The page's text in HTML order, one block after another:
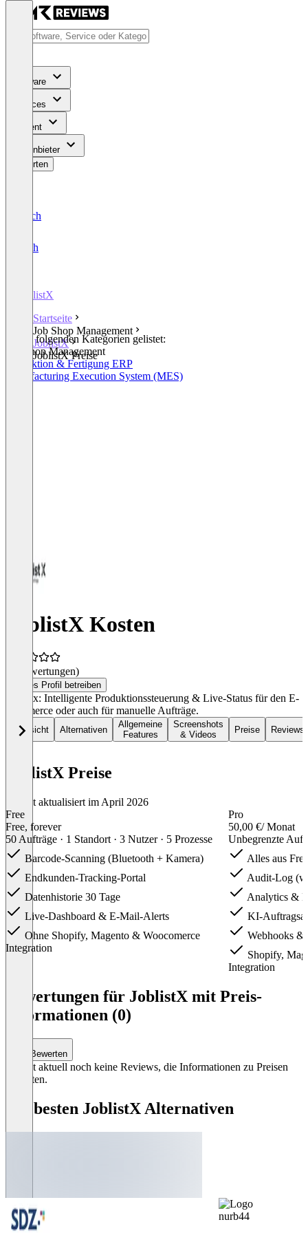
Software
Services
Content
Für Anbieter
Bewerten
Deutsch
English
JoblistX
Startseite
Job Shop Management
JoblistX
JoblistX Preise
In den folgenden Kategorien gelistet:
Job Shop Management
Produktion & Fertigung ERP
Manufacturing Execution System (MES)
JoblistX Kosten
(0 Bewertungen)
Dieses Profil betreiben
Joblistx: Intelligente Produktionssteuerung & Live-Status für den E-
Commerce oder auch für manuelle Aufträge.
Übersicht Alternativen
Allgemeine
Features
Screenshots
& Videos
Preise Reviews
JoblistX Preise
Zuletzt aktualisiert im April 2026
Free
Free, forever
50 Aufträge · 1 Standort · 3 Nutzer · 5 Prozesse
Barcode-Scanning (Bluetooth + Kamera)
Endkunden-Tracking-Portal
Datenhistorie 30 Tage
Live-Dashboard & E-Mail-Alerts
Ohne Shopify, Magento & Woocomerce
Integration
Pro
50,00 €/ Monat
Unbegrenzte
Alles aus
Audit-Log
Analytics &
KI-
Webhooks
Shopify,
Integration
Bewertungen für JoblistX mit Preis-
Informationen (0)
Bewerten
Es gibt aktuell noch keine Reviews, die Informationen zu Preisen
enthalten.
Die besten JoblistX Alternativen
nurb44